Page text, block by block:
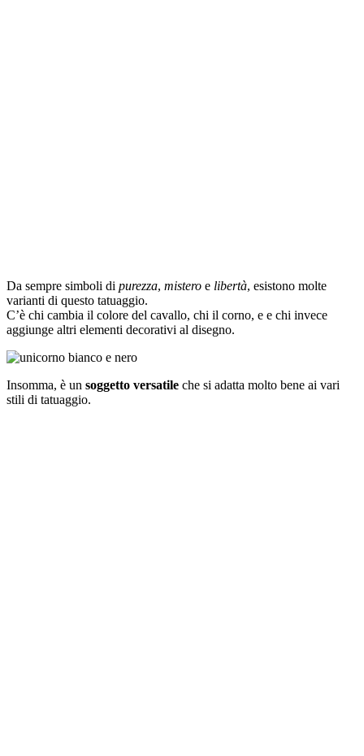
Da sempre simboli di purezza, mistero e libertà, esistono molte
varianti di questo tatuaggio.
C’è chi cambia il colore del cavallo, chi il corno, e e chi invece
aggiunge altri elementi decorativi al disegno.
Insomma, è un soggetto versatile che si adatta molto bene ai vari
stili di tatuaggio.